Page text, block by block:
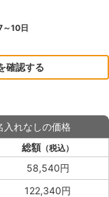
～10日
確認する
入れなしの価格
総額 （税込）
58,540円
122,340円